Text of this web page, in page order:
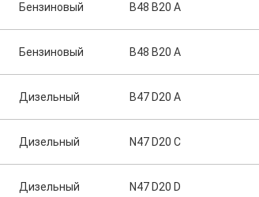
Бензиновый B48 B20 A
Бензиновый B48 B20 A
Дизельный B47 D20 A
Дизельный N47 D20 C
Дизельный N47 D20 D